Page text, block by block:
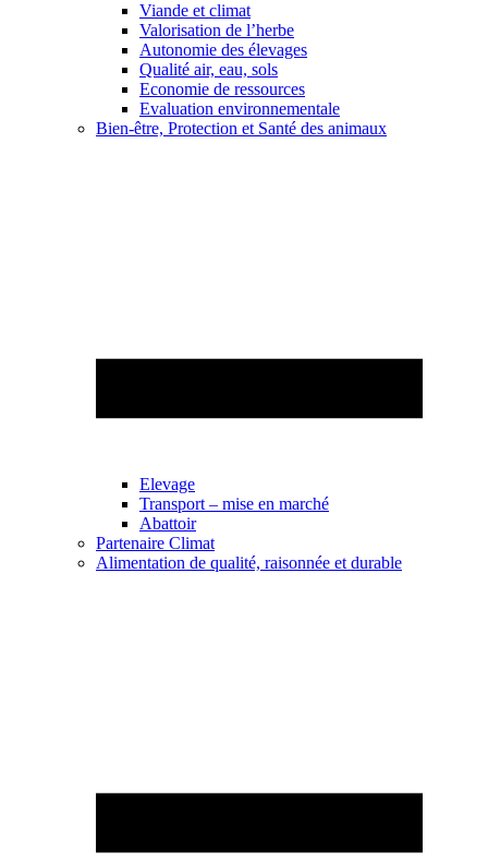
Viande et climat
Valorisation de l’herbe
Autonomie des élevages
Qualité air, eau, sols
Economie de ressources
Evaluation environnementale
Bien-être, Protection et Santé des animaux
Elevage
Transport – mise en marché
Abattoir
Partenaire Climat
Alimentation de qualité, raisonnée et durable